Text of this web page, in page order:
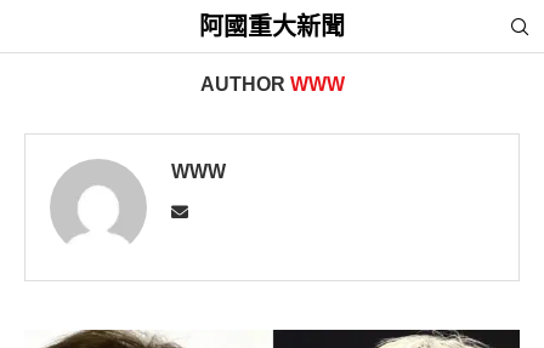
阿國重大新聞
Archives for www
AUTHOR WWW
WWW